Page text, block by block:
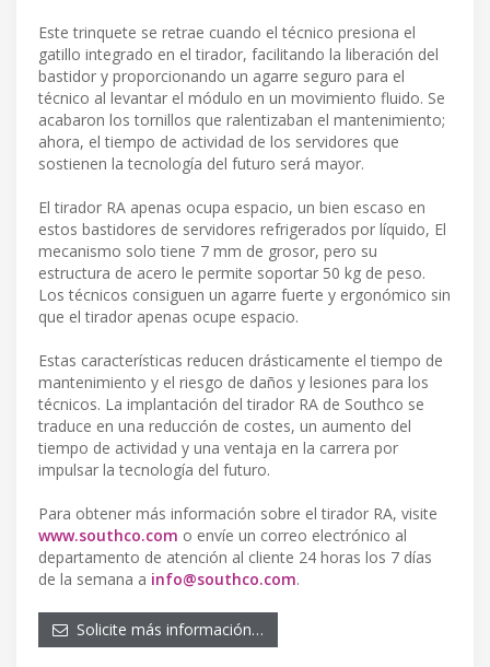
Este trinquete se retrae cuando el técnico presiona el
gatillo integrado en el tirador, facilitando la liberación del
bastidor y proporcionando un agarre seguro para el
técnico al levantar el módulo en un movimiento fluido. Se
acabaron los tornillos que ralentizaban el mantenimiento;
ahora, el tiempo de actividad de los servidores que
sostienen la tecnología del futuro será mayor.
El tirador RA apenas ocupa espacio, un bien escaso en
estos bastidores de servidores refrigerados por líquido, El
mecanismo solo tiene 7 mm de grosor, pero su
estructura de acero le permite soportar 50 kg de peso.
Los técnicos consiguen un agarre fuerte y ergonómico sin
que el tirador apenas ocupe espacio.
Estas características reducen drásticamente el tiempo de
mantenimiento y el riesgo de daños y lesiones para los
técnicos. La implantación del tirador RA de Southco se
traduce en una reducción de costes, un aumento del
tiempo de actividad y una ventaja en la carrera por
impulsar la tecnología del futuro.
Para obtener más información sobre el tirador RA, visite
www.southco.com o envíe un correo electrónico al
departamento de atención al cliente 24 horas los 7 días
de la semana a info@southco.com.
Solicite más información…